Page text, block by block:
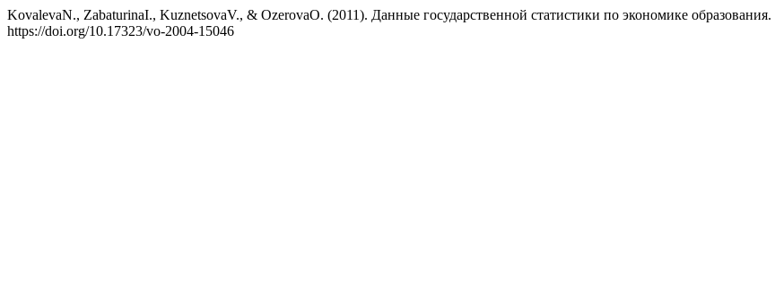
KovalevaN., ZabaturinaI., KuznetsovaV., & OzerovaO. (2011). Данные государственной статистики по экономике образования.
https://doi.org/10.17323/vo-2004-15046